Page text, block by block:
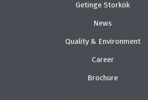
Getinge Storkök
News
Quality & Environment
Career
Brochure